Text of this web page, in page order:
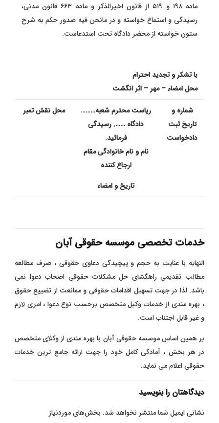
ماده ۱۹۸ و ۵۱۹ از قانون اخیرالذکر و ماده ۶۶۳ قانون مدنی،
رسیدگی و استماع خواسته و در مانحن فیه صدور حکم به شرح
ستون خواسته از محضر دادگاه تحت استدعاست.
با تشکر و تجدید احترام
محل امضاء – مهر – اثر انگشت
شماره و
تاریخ ثبت
دادخواست
ریاست محترم شعبه………
دادگاه ……. رسیدگی
فرمائید.
نام و نام خانوادگی مقام
ارجاع کننده
تاریخ و امضاء
محل نقش تمبر
خدمات تخصصی موسسه حقوقی آبان
النهایه با عنایت به حجم و پیچیدگی دعاوی حقوقی ، صرف مطالعه
مطالب تقدیمی راهگشای حل مشکلات حقوقی اصحاب دعوا نمی
باشد. لذا در جهت تسهیل اقدامات حقوقی و ممانعت از تضییع حقوق
، بهره مندی از خدمات وکیل متخصص برحسب نوع دعوا ، امری لازم
و غیر قابل اجتناب است.
بر همین اساس موسسه حقوقی آبان با بهره مندی از وکلای متخصص
در هر بخش ، آمادگی کامل خود را جهت ارائه جامع ترین خدمات
حقوقی اعلام می نماید.
دیدگاهتان را بنویسید
نشانی ایمیل شما منتشر نخواهد شد. بخش‌های موردنیاز